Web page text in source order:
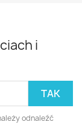
i
odnaleźć